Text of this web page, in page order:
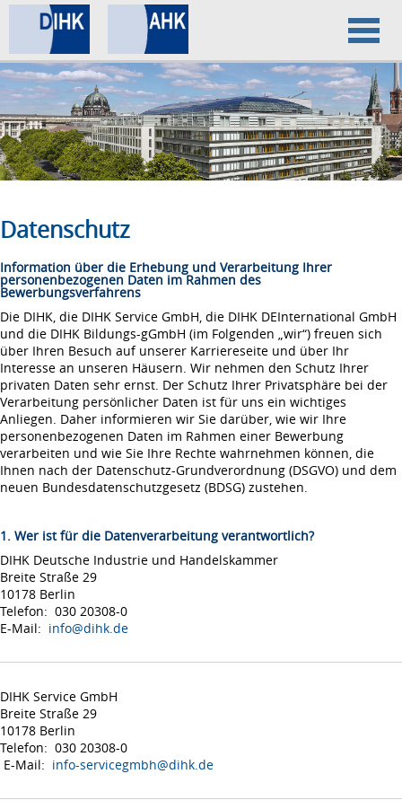
Home
Datenschutz
Impressum
Datenschutz
Information über die Erhebung und Verarbeitung Ihrer
personenbezogenen Daten im Rahmen des
Bewerbungsverfahrens
Die DIHK, die DIHK Service GmbH, die DIHK DEInternational GmbH
und die DIHK Bildungs-gGmbH (im Folgenden „wir“) freuen sich
über Ihren Besuch auf unserer Karriereseite und über Ihr
Interesse an unseren Häusern. Wir nehmen den Schutz Ihrer
privaten Daten sehr ernst. Der Schutz Ihrer Privatsphäre bei der
Verarbeitung persönlicher Daten ist für uns ein wichtiges
Anliegen. Daher informieren wir Sie darüber, wie wir Ihre
personenbezogenen Daten im Rahmen einer Bewerbung
verarbeiten und wie Sie Ihre Rechte wahrnehmen können, die
Ihnen nach der Datenschutz-Grundverordnung (DSGVO) und dem
neuen Bundesdatenschutzgesetz (BDSG) zustehen.
1. Wer ist für die Datenverarbeitung verantwortlich?
DIHK Deutsche Industrie und Handelskammer
Breite Straße 29
10178 Berlin
Telefon: 030 20308-0
E-Mail: info@dihk.de
DIHK Service GmbH
Breite Straße 29
10178 Berlin
Telefon: 030 20308-0
E-Mail: info-servicegmbh@dihk.de